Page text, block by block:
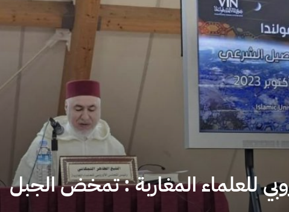
للعلماء المغاربة : تمخض الجبل
شاطر يهنئ جلالة الملك محمد
بمناسبة الذكرى…
حين يصبح مغاربة العالم في موقف الدفاع:
سبتة وأسئلة الثقة…